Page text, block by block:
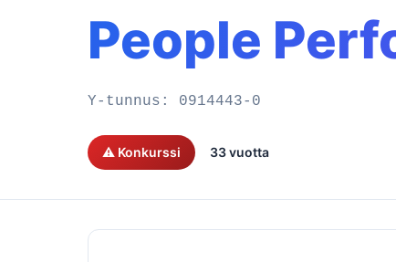
People
Y-tunnus: 0914443-0
⚠️ Konkurssi 33 vuotta